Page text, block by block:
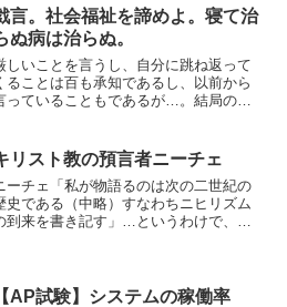
どんなところか人類は把握している。
なくとも地球はまーるく...
言。社会福祉を諦めよ。寝て治
ぬ病は治らぬ。
しいことを言うし、自分に跳ね返って
ることは百も承知であるし、以前から
っていることもであるが…。結局のと
済成長しないのは税が高いからと政治
家が無策だから。（商売人...
リスト教の預言者ニーチェ
ーチェ「私が物語るのは次の二世紀の
史である（中略）すなわちニヒリズム
到来を書き記す」…というわけで、混
言って見てもしょうがない...
【AP試験】システムの稼働率